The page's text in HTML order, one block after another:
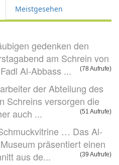
Meistgesehen
gedenken den
am Schrein von
Al-Abbass ...
(78 Aufrufe)
der Abteilung des
Schreins versorgen die
auch ...
(51 Aufrufe)
… Das Al-
präsentiert einen
aus de...
(39 Aufrufe)